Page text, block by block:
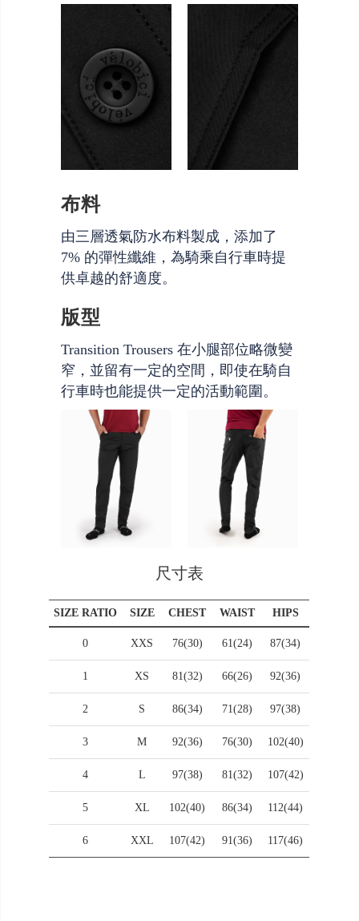
布料
由三層透氣防水布料製成，添加了
7% 的彈性纖維，為騎乘自行車時提
供卓越的舒適度。
版型
Transition Trousers 在小腿部位略微變
窄，並留有一定的空間，即使在騎自
行車時也能提供一定的活動範圍。
尺寸表
SIZE RATIO SIZE CHEST WAIST HIPS
0 XXS 76(30) 61(24) 87(34)
1 XS 81(32) 66(26) 92(36)
2 S 86(34) 71(28) 97(38)
3 M 92(36) 76(30) 102(40)
4 L 97(38) 81(32) 107(42)
5 XL 102(40) 86(34) 112(44)
6 XXL 107(42) 91(36) 117(46)